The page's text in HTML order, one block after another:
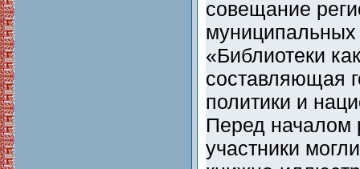
совещание
муниципальных
«Библиотеки
составляющая
политики и
Перед началом
участники